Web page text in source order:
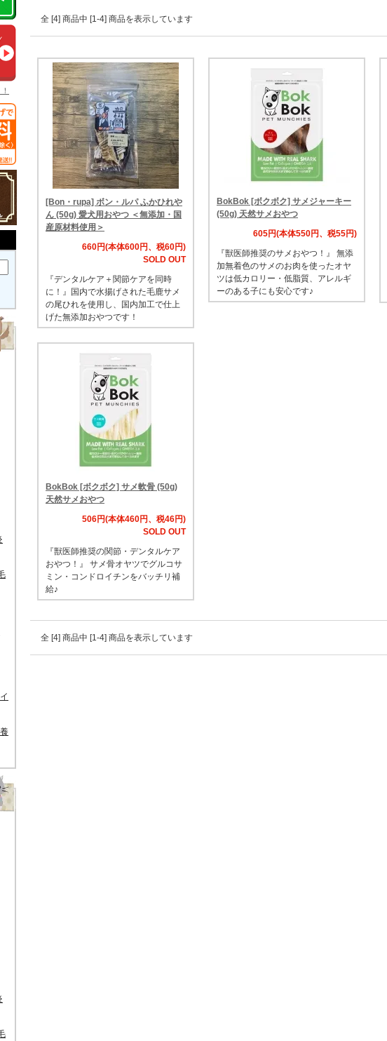
全 [4] 商品中 [1-4] 商品を表示しています
[Bon・rupa] ボン・ルパ ふかひれや
ん (50g) 愛犬用おやつ ＜無添加・国
産原材料使用＞
660円(本体600円、税60円)
SOLD OUT
『デンタルケア＋関節ケアを同時
に！』国内で水揚げされた毛鹿サメ
の尾ひれを使用し、国内加工で仕上
げた無添加おやつです！
BokBok [ボクボク] サメジャーキー
(50g) 天然サメおやつ
605円(本体550円、税55円)
『獣医師推奨のサメおやつ！』 無添
加無着色のサメのお肉を使ったオヤ
ツは低カロリー・低脂質、アレルギ
ーのある子にも安心です♪
BokBok [ボクボク] サメ軟骨 (50g)
天然サメおやつ
506円(本体460円、税46円)
SOLD OUT
『獣医師推奨の関節・デンタルケア
おやつ！』 サメ骨オヤツでグルコサ
ミン・コンドロイチンをバッチリ補
給♪
全 [4] 商品中 [1-4] 商品を表示しています